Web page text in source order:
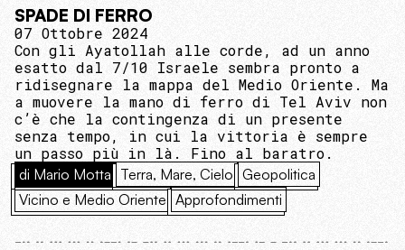
SPADE DI FERRO
07 Ottobre 2024
Con gli Ayatollah alle corde, ad un anno
esatto dal 7/10 Israele sembra pronto a
ridisegnare la mappa del Medio Oriente. Ma
a muovere la mano di ferro di Tel Aviv non
c’è che la contingenza di un presente
senza tempo, in cui la vittoria è sempre
un passo più in là. Fino al baratro.
di Mario Motta Terra, Mare, Cielo Geopolitica
Vicino e Medio Oriente Approfondimenti